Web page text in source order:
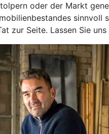
oder der Markt
zur Seite. Lassen Sie